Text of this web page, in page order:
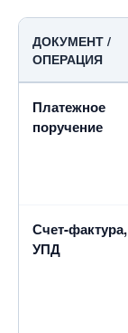
ДОКУМЕНТ /
ОПЕРАЦИЯ
Платежное
поручение
Счет-фактура,
УПД